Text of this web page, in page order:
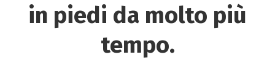
in piedi da molto più
tempo.